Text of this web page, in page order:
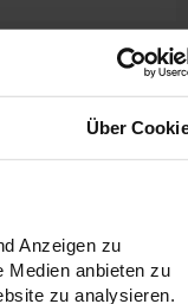
Über
Anzeigen zu
Medien anbieten zu
zu analysieren.